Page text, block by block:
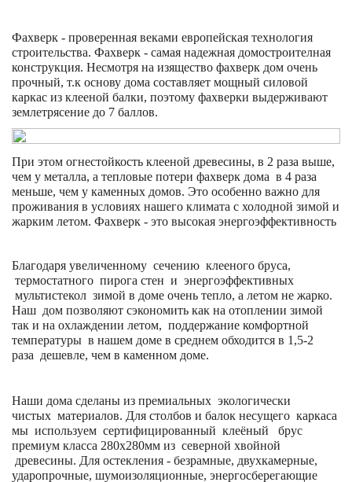
Фахверк - проверенная веками европейская технология
строительства. Фахверк - самая надежная домостроителная
конструкция. Несмотря на изящество фахверк дом очень
прочный, т.к основу дома составляет мощный силовой
каркас из клееной балки, поэтому фахверки выдерживают
землетрясение до 7 баллов.
При этом огнестойкость клееной древесины, в 2 раза выше,
чем у металла, а тепловые потери фахверк дома в 4 раза
меньше, чем у каменных домов. Это особенно важно для
проживания в условиях нашего климата с холодной зимой и
жарким летом. Фахверк - это высокая энергоэффективность
Благодаря увеличенному сечению клееного бруса,
термостатного пирога стен и энергоэффективных
мультистекол зимой в доме очень тепло, а летом не жарко.
Наш дом позволяют сэкономить как на отоплении зимой
так и на охлаждении летом, поддержание комфортной
температуры в нашем доме в среднем обходится в 1,5-2
раза дешевле, чем в каменном доме.
Наши дома сделаны из премиальных экологически
чистых материалов. Для столбов и балок несущего каркаса
мы используем сертифицированный клеёный брус
премиум класса 280х280мм из северной хвойной
древесины. Для остекления - безрамные, двухкамерные,
ударопрочные, шумоизоляционные, энергосберегающие